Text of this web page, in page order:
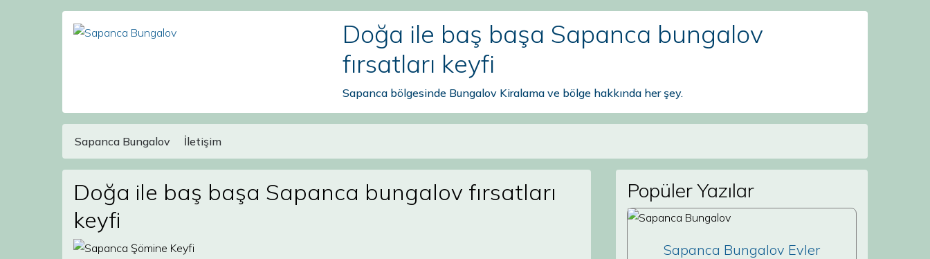
Doğa ile baş başa Sapanca bungalov
fırsatları keyfi
Sapanca bölgesinde Bungalov Kiralama ve bölge hakkında her şey.
Main Navigation
Sapanca Bungalov İletişim
Doğa ile baş başa Sapanca bungalov fırsatları
keyfi
Popüler Yazılar
Sapanca Bungalov Evler